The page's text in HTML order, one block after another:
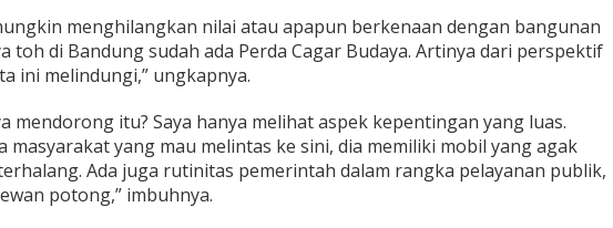
o
v
e
r
i
r
o
y
o
menghilangkan nilai atau apapun berkenaan dengan bangunan
toh di Bandung sudah ada Perda Cagar Budaya. Artinya dari perspektif
ini melindungi,” ungkapnya.
mendorong itu? Saya hanya melihat aspek kepentingan yang luas.
masyarakat yang mau melintas ke sini, dia memiliki mobil yang agak
Ada juga rutinitas pemerintah dalam rangka pelayanan publik,
potong,” imbuhnya.